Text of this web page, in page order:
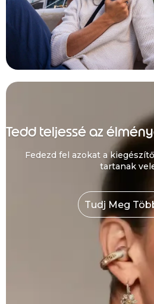
Tedd teljessé az
Fedezd fel azokat a
tartanak
Tudj Meg